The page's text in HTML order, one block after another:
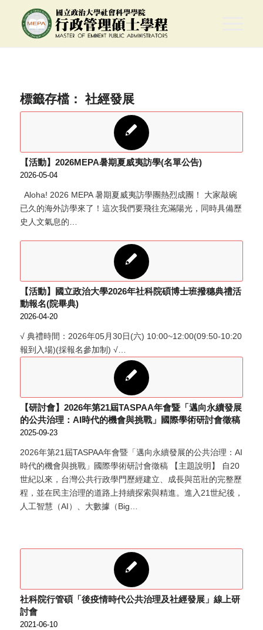
標籤存檔： 社經發展
【活動】2026MEPA暑期夏威夷訪學(名單公告)
2026-05-04
Aloha! 2026 MEPA 暑期夏威夷訪學團熱烈成團！ 大家敲碗
已久的海外訪學來了！這次我們要飛往充滿陽光，同時具備歷
史人文氣息的…
【活動】國立政治大學2026年社科院碩博士班撥穗典禮活
動報名(院畢典)
2026-04-20
√ 典禮時間：2026年05月30日(六) 10:00~12:00(09:50-10:20
報到入場)(採報名參加制) √…
【研討會】2026年第21屆TASPAA年會暨「邁向永續發展
的公共治理：AI時代的機會與挑戰」國際學術研討會徵稿
2025-09-23
2026年第21屆TASPAA年會暨「邁向永續發展的公共治理：AI
時代的機會與挑戰」國際學術研討會徵稿 【主題說明】 自20
世紀以來，台灣公共行政學門歷經建立、成長與茁壯的完整歷
程，並在民主治理的道路上持續探索與精進。進入21世紀後，
人工智慧（AI）、大數據（Big…
社科院行管碩「後疫情時代公共治理及社經發展」線上研
討會
2021-06-10